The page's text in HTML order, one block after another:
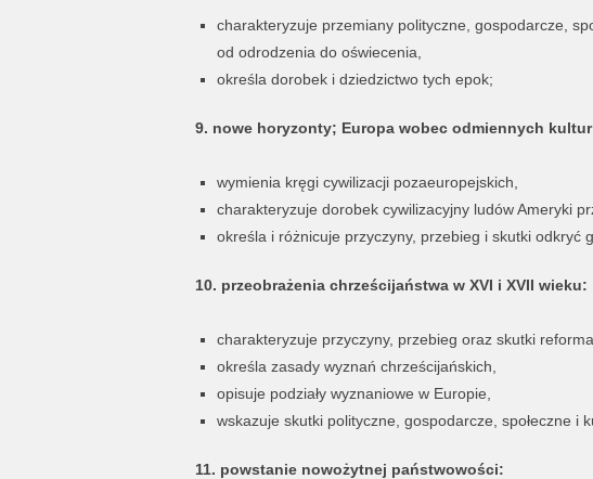
charakteryzuje przemiany polityczne, gospodarcze,
od odrodzenia do oświecenia,
określa dorobek i dziedzictwo tych epok;
9. nowe horyzonty; Europa wobec odmiennych
wymienia kręgi cywilizacji pozaeuropejskich,
charakteryzuje dorobek cywilizacyjny ludów Ameryki
określa i różnicuje przyczyny, przebieg i skutki odkryć
10. przeobrażenia chrześcijaństwa w XVI i XVII wieku:
charakteryzuje przyczyny, przebieg oraz skutki
określa zasady wyznań chrześcijańskich,
opisuje podziały wyznaniowe w Europie,
wskazuje skutki polityczne, gospodarcze, społeczne i
11. powstanie nowożytnej państwowości: